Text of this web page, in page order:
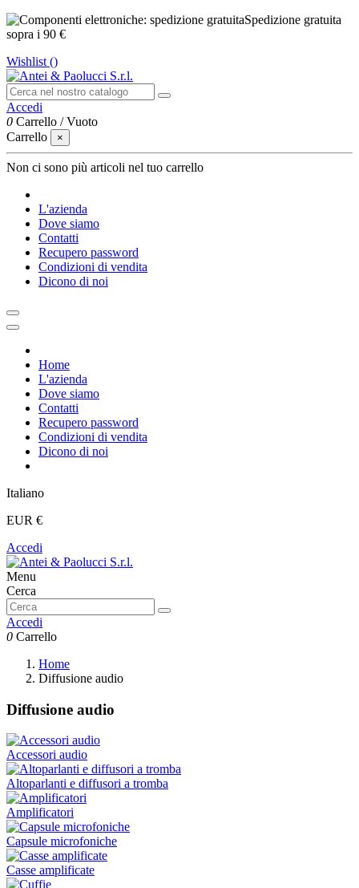
Spedizione gratuita
sopra i 90 €
Wishlist ()
Accedi
0 Carrello /Vuoto
Carrello
×
Non ci sono più articoli nel tuo carrello
L'azienda
Dove siamo
Contatti
Recupero password
Condizioni di vendita
Dicono di noi
Home
L'azienda
Dove siamo
Contatti
Recupero password
Condizioni di vendita
Dicono di noi
Italiano
EUR €
Accedi
Menu
Cerca
Accedi
0 Carrello
Home
Diffusione audio
Diffusione audio
Accessori audio
Altoparlanti e diffusori a tromba
Amplificatori
Capsule microfoniche
Casse amplificate